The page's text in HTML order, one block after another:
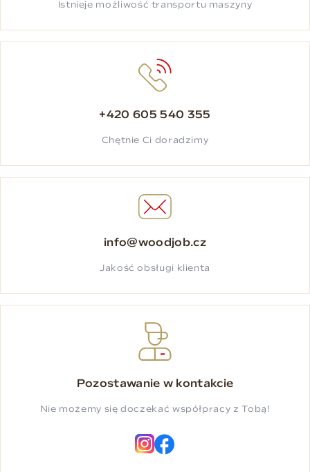
Istnieje możliwość transportu maszyny
+420 605 540 355
Chętnie Ci doradzimy
info@woodjob.cz
Jakość obsługi klienta
Pozostawanie w kontakcie
Nie możemy się doczekać współpracy z Tobą!